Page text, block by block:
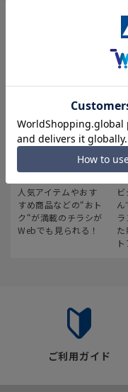
最新のお買い得情報
人気アイテムやおす
すめ商品などの“おト
ク“が満載のチラシが
Webでも見られる！
た
ご利用ガイド